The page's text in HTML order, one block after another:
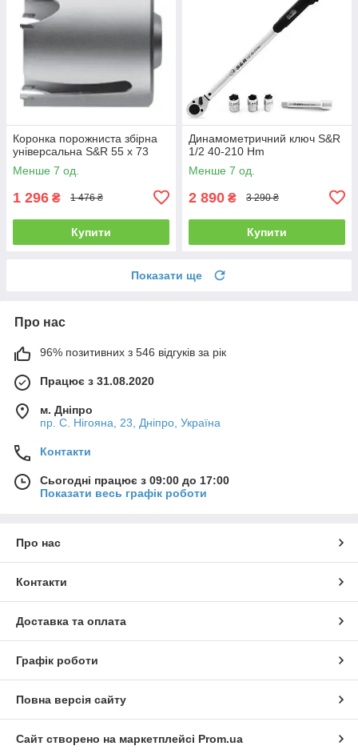
Коронка порожниста збірна
універсальна S&R 55 х 73
Менше 7 од.
1 296 ₴ 1 476 ₴
Купити
Динамометричний ключ S&R
1/2 40-210 Hm
Менше 7 од.
2 890 ₴ 3 290 ₴
Купити
Показати ще
Про нас
96% позитивних з 546 відгуків за рік
Працює з 31.08.2020
м. Дніпро
пр. С. Нігояна, 23, Дніпро, Україна
Контакти
Сьогодні працює з 09:00 до 17:00
Показати весь графік роботи
Про нас
Контакти
Доставка та оплата
Графік роботи
Повна версія сайту
Сайт створено на маркетплейсі Prom.ua